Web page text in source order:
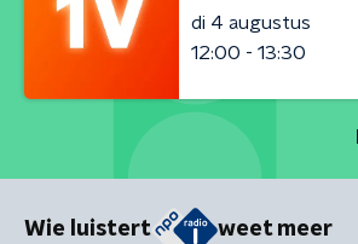
di 4 augustus
12:00 - 13:30
Wie luistert weet meer